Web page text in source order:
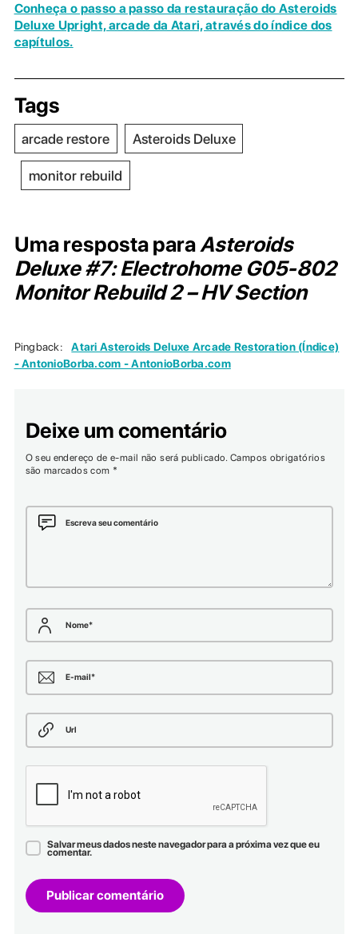
Conheça o passo a passo da restauração do Asteroids
Deluxe Upright, arcade da Atari, através do índice dos
capítulos.
Tags
arcade restore Asteroids Deluxe
monitor rebuild
Uma resposta paraAsteroids
Deluxe #7: Electrohome G05-802
Monitor Rebuild 2 – HV Section
Pingback:
Atari Asteroids Deluxe Arcade Restoration (Índice)
- AntonioBorba.com - AntonioBorba.com
Deixe um comentário
O seu endereço de e-mail não será publicado. Campos obrigatórios
são marcados com *
Escreva seu comentário
Nome*
E-mail*
Url
Salvar meus dados neste navegador para a próxima vez que eu
comentar.